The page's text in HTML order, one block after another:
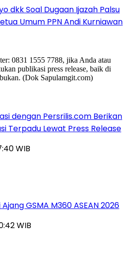
dkk Soal Dugaan Ijazah Palsu
Umum PPN Andi Kurniawan
dengan Persrilis.com Berikan
Terpadu Lewat Press Release
WIB
GSMA M360 ASEAN 2026
WIB